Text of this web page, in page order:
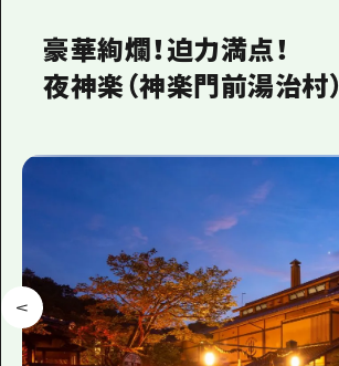
豪華絢爛！迫力満点！
夜神楽（神楽門前湯治村）